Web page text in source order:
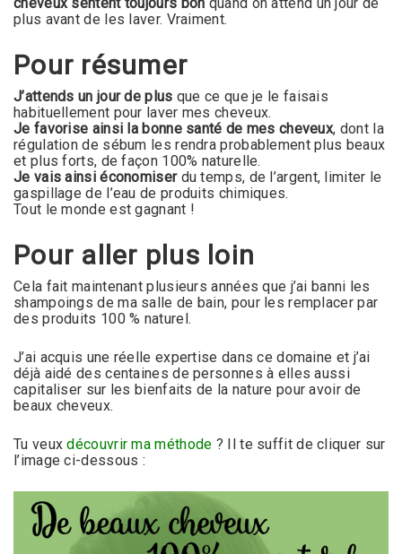
plus avant de les laver. Vraiment.
Pour résumer
J’attends un jour de plus que ce que je le faisais
habituellement pour laver mes cheveux.
Je favorise ainsi la bonne santé de mes cheveux, dont la
régulation de sébum les rendra probablement plus beaux
et plus forts, de façon 100% naturelle.
Je vais ainsi économiserdu temps, de l’argent, limiter le
gaspillage de l’eau de produits chimiques.
Tout le monde est gagnant !
Pour aller plus loin
Cela fait maintenant plusieurs années que j’ai banni les
shampoings de ma salle de bain, pour les remplacer par
des produits 100 % naturel.
J’ai acquis une réelle expertise dans ce domaine et j’ai
déjà aidé des centaines de personnes à elles aussi
capitaliser sur les bienfaits de la nature pour avoir de
beaux cheveux.
Tu veuxdécouvrir ma méthode ? Il te suffit de cliquer sur
l’image ci-dessous :